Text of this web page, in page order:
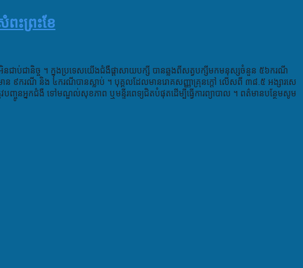
ះព្រះខែ
ាប់ជានិច្ច ។ ក្នុងប្រទេសយើងជំងឺផ្តាសាយបក្សី បានឆ្លងពីសត្វបក្សីមកមនុស្សចំនួន ៥៦ករណី
ន ៩ករណី និង ៤ករណីបានស្លាប់ ។ បុគ្គលដែលមានរោគសញ្ញាគ្រុនក្ត ៅ លើសពី ៣៨.៥ អង្សារសេ
អ្នកជំងឺ ទៅមណ្ឌល់សុខភាព ឬមន្ទីរពេទ្យជិតបំផុតដើម្បីធ្វើការព្យាបាល ។ ពត៌មានបន្ថែមសូម